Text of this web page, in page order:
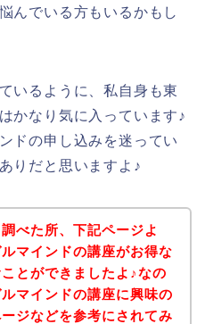
んでいる方もいるかもし
いるように、私自身も東
かなり気に入っています♪
ドの申し込みを迷ってい
りだと思いますよ♪
べた所、下記ページよ
マインドの講座がお得な
とができましたよ♪なの
マインドの講座に興味の
ジなどを参考にされてみ